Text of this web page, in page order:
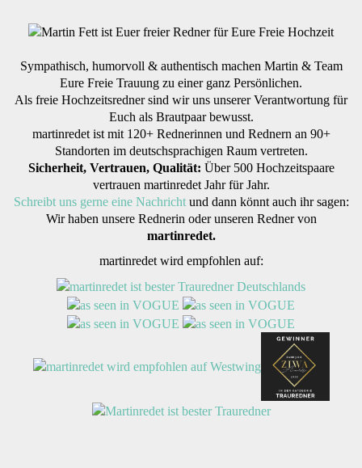
Sympathisch, humorvoll & authentisch machen Martin & Team
Eure Freie Trauung zu einer ganz Persönlichen.
Als freie Hochzeitsredner sind wir uns unserer Verantwortung für
Euch als Brautpaar bewusst.
martinredet ist mit 120+ Rednerinnen und Rednern an 90+
Standorten im deutschsprachigen Raum vertreten.
Sicherheit, Vertrauen, Qualität: Über 500 Hochzeitspaare
vertrauen martinredet Jahr für Jahr.
Schreibt uns gerne eine Nachrichtund dann könnt auch ihr sagen:
Wir haben unsere Rednerin oder unseren Redner von
martinredet.
martinredet wird empfohlen auf: